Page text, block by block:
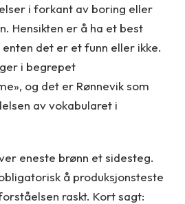
i forkant av boring eller
Hensikten er å ha et best
det er et funn eller ikke.
i begrepet
og det er Rønnevik som
av vokabularet i
eneste brønn et sidesteg.
å produksjonsteste
raskt. Kort sagt: